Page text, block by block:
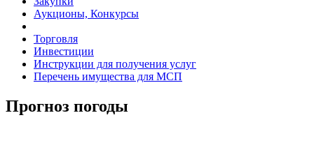
Аукционы, Конкурсы
Торговля
Инвестиции
Инструкции для получения услуг
Перечень имущества для МСП
Прогноз погоды